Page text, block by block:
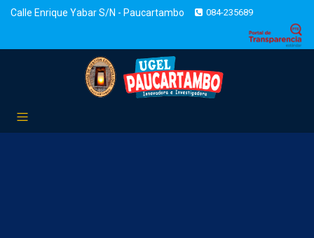
Calle Enrique Yabar S/N - Paucartambo 084-235689